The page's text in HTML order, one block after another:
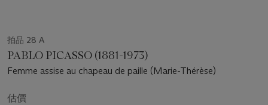
拍品 28 A
PABLO PICASSO (1881-1973)
Femme assise au chapeau de paille (Marie-Thérèse)
估價